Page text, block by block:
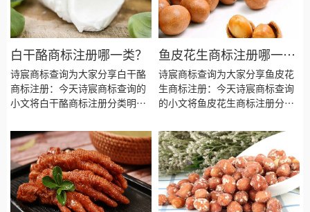
白干酪商标注册哪一类？
诗宸商标查询为大家分享白干酪
商标注册：今天诗宸商标查询的
小文将白干酪商标注册分类明
注册多久、商标注册资料和商标
注册证书有效期等资料整理出
来。
鱼皮花生商标注册哪一
类？
诗宸商标查询为大家分享鱼皮花
生商标注册：今天诗宸商标查询
的小文将鱼皮花生商标注册分类
标注册多久、商标注册资料和商
标注册证书有效期等资料整理出
来。